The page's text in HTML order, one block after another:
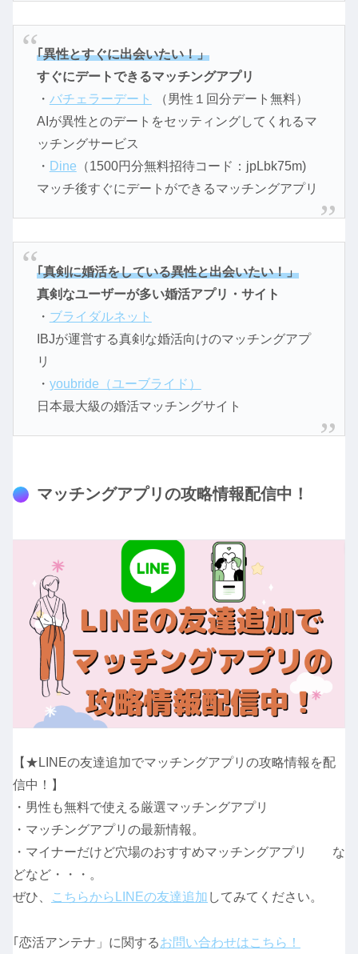
｢異性とすぐに出会いたい！」
すぐにデートできるマッチングアプリ
・ バチェラーデート
（男性１回分デート無料）
AIが異性とのデートをセッティングしてくれるマ
ッチングサービス
・ Dine （1500円分無料招待コード：jpLbk75m)
マッチ後すぐにデートができるマッチングアプリ
｢真剣に婚活をしている異性と出会いたい！」
真剣なユーザーが多い婚活アプリ・サイト
・ ブライダルネット
IBJが運営する真剣な婚活向けのマッチングアプ
リ
・ youbride（ユーブライド）
日本最大級の婚活マッチングサイト
マッチングアプリの攻略情報配信中！
【★LINEの友達追加でマッチングアプリの攻略情報を配
信中！】
・男性も無料で使える厳選マッチングアプリ
・マッチングアプリの最新情報。
・マイナーだけど穴場のおすすめマッチングアプリ な
どなど・・・。
ぜひ、
こちらからLINEの友達追加 してみてください。
｢恋活アンテナ」に関するお問い合わせはこちら！